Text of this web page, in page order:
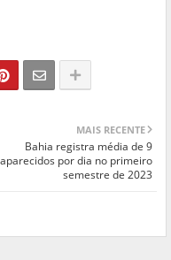
MAIS RECENTE
Bahia registra média de 9
por dia no primeiro
semestre de 2023